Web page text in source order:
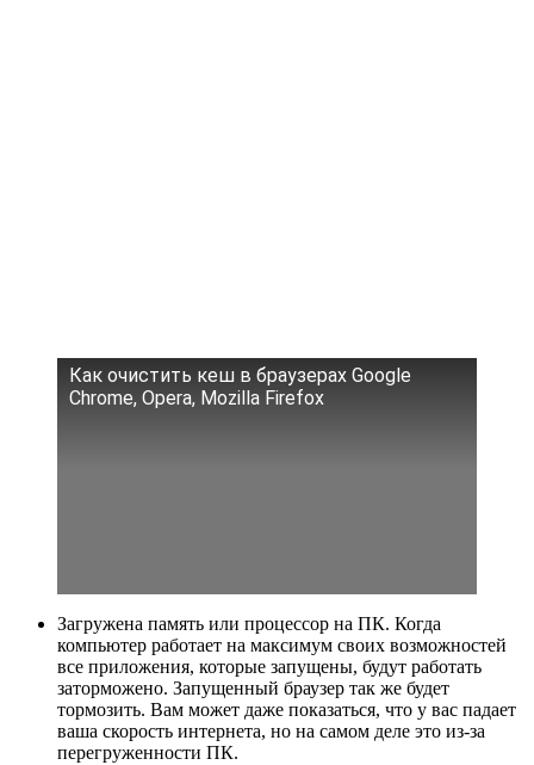
Как очистить кеш в браузерах Google
Chrome, Opera, Mozilla Firefox
Загружена память или процессор на ПК. Когда
компьютер работает на максимум своих возможностей
все приложения, которые запущены, будут работать
заторможено. Запущенный браузер так же будет
тормозить. Вам может даже показаться, что у вас падает
ваша скорость интернета, но на самом деле это из-за
перегруженности ПК.